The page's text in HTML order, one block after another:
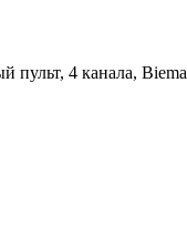
4 канала, Biema